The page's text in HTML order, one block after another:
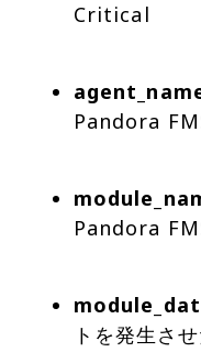
Critical
Pandora
Pandora
トを発生さ